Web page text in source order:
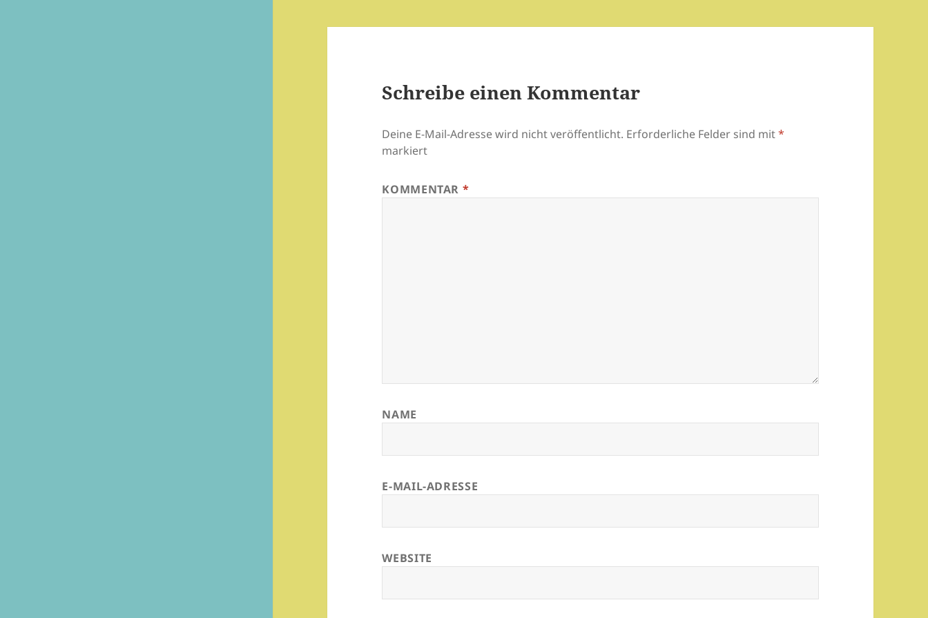
Schreibe einen Kommentar
Deine E-Mail-Adresse wird nicht veröffentlicht. Erforderliche Felder sind mit*
markiert
KOMMENTAR *
NAME
E-MAIL-ADRESSE
WEBSITE